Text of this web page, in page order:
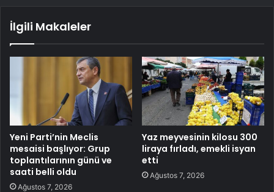
İlgili Makaleler
Yeni Parti’nin Meclis
mesaisi başlıyor: Grup
toplantılarının günü ve
saati belli oldu
Ağustos 7, 2026
Yaz meyvesinin kilosu 300
liraya fırladı, emekli isyan
etti
Ağustos 7, 2026